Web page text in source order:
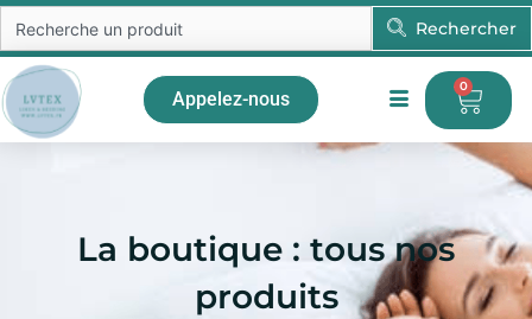
Aller
au
contenu
Rechercher Rechercher
Appelez-nous
0
La boutique : tous nos
produits